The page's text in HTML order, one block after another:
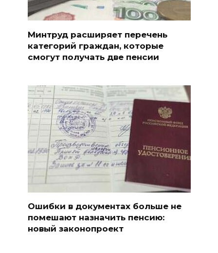
Минтруд расширяет перечень
категорий граждан, которые
смогут получать две пенсии
Ошибки в документах больше не
помешают назначить пенсию:
новый законопроект